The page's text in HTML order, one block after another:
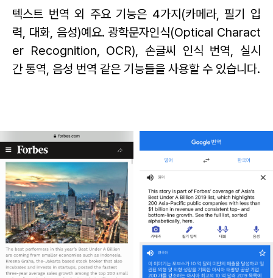
텍스트 번역 외 주요 기능은 4가지(카메라, 필기 입
력, 대화, 음성)예요.광학문자인식(Optical Charact
er Recognition, OCR), 손글씨 인식 번역, 실시
간 통역, 음성 번역 같은 기능들을 사용할 수 있습니다.